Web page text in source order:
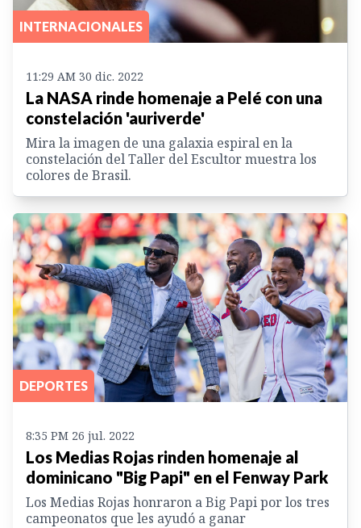
INTERNACIONALES
11:29 AM 30 dic. 2022
La NASA rinde homenaje a Pelé con una
constelación 'auriverde'
Mira la imagen de una galaxia espiral en la
constelación del Taller del Escultor muestra los
colores de Brasil.
DEPORTES
8:35 PM 26 jul. 2022
Los Medias Rojas rinden homenaje al
dominicano "Big Papi" en el Fenway Park
Los Medias Rojas honraron a Big Papi por los tres
campeonatos que les ayudó a ganar